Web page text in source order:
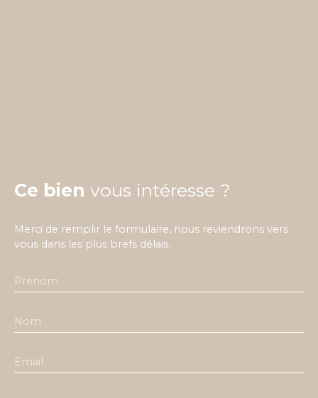
Ce bien vous intéresse ?
Merci de remplir le formulaire, nous reviendrons vers
vous dans les plus brefs délais.
Prénom
Nom
Email